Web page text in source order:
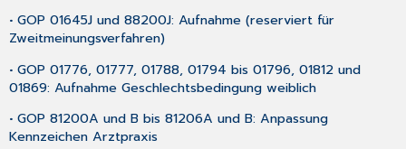
• GOP 01645J und 88200J: Aufnahme (reserviert für
Zweitmeinungsverfahren)
• GOP 01776, 01777, 01788, 01794 bis 01796, 01812 und
01869: Aufnahme Geschlechtsbedingung weiblich
• GOP 81200A und B bis 81206A und B: Anpassung
Kennzeichen Arztpraxis